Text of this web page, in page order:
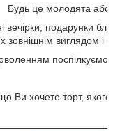
Будь це молодята або
вечірки, подарунки
їх зовнішнім виглядом
Ви хочете торт, якого